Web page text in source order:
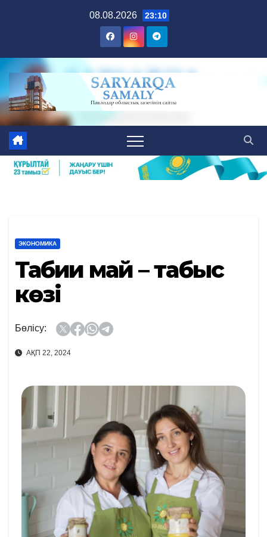
08.08.2026 23:10
ЭКОНОМИКА
Табиғи май – табыс
көзі
Бөлісу:
АҚП 22, 2024